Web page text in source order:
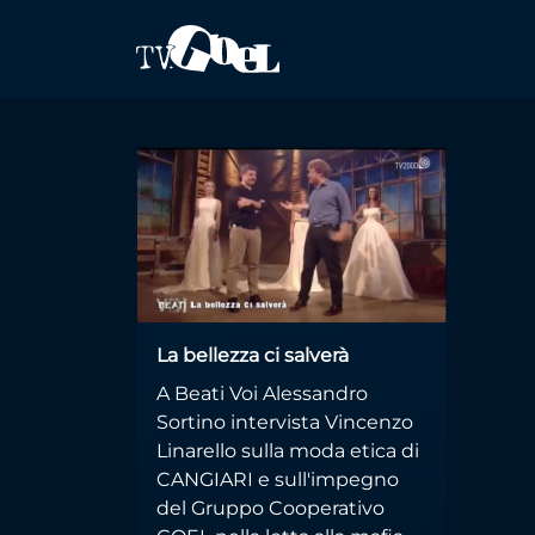
Alessandro
La bellezza ci salverà
A Beati Voi Alessandro
Sortino intervista Vincenzo
Linarello sulla moda etica di
CANGIARI e sull'impegno
del Gruppo Cooperativo